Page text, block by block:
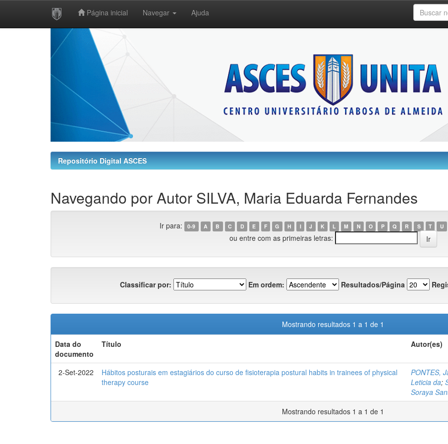
Skip
Página inicial Navegar Ajuda
Repositório Digital ASCES
Navegando por Autor SILVA, Maria Eduarda Fernandes
Ir para: 0-9 A B C D E F G H I J K L M N O P Q R S T U
ou entre com as primeiras letras:
Classificar por: Em ordem: Resultados/Página
Mostrando resultados 1 a 1 de 1
Data do
documento
Título Autor(es)
2-Set-2022
Hábitos posturais em estagiários do curso de fisioterapia postural habits in trainees of physical
therapy course
PONTES,
Leticia da;
Soraya
Mostrando resultados 1 a 1 de 1